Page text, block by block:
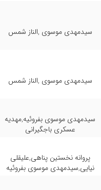
سیدمهدی موسوی ,الناز شمس
سیدمهدی موسوی ,الناز شمس
سیدمهدی موسوی بفروئیه,مهدیه
عسکری باجگیرانی
پروانه نخستین پناهی,علیقلی
نیایی,سیدمهدی موسوی بفروئیه